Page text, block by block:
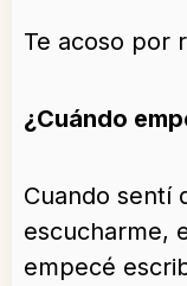
Te acoso por
¿Cuándo
Cuando sentí
escucharme,
empecé